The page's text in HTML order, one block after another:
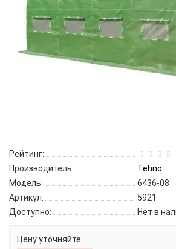
Рейтинг:
Производитель:
Tehno
Модель:
6436-08
Артикул:
5921
Доступно:
Нет в
Цену уточняйте